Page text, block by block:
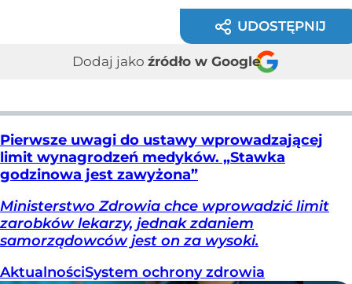
UDOSTĘPNIJ
Dodaj jako źródło w Google
Pierwsze uwagi do ustawy wprowadzającej
limit wynagrodzeń medyków. „Stawka
godzinowa jest zawyżona”
Ministerstwo Zdrowia chce wprowadzić limit
zarobków lekarzy, jednak zdaniem
samorządowców jest on za wysoki.
AktualnościSystem ochrony zdrowia